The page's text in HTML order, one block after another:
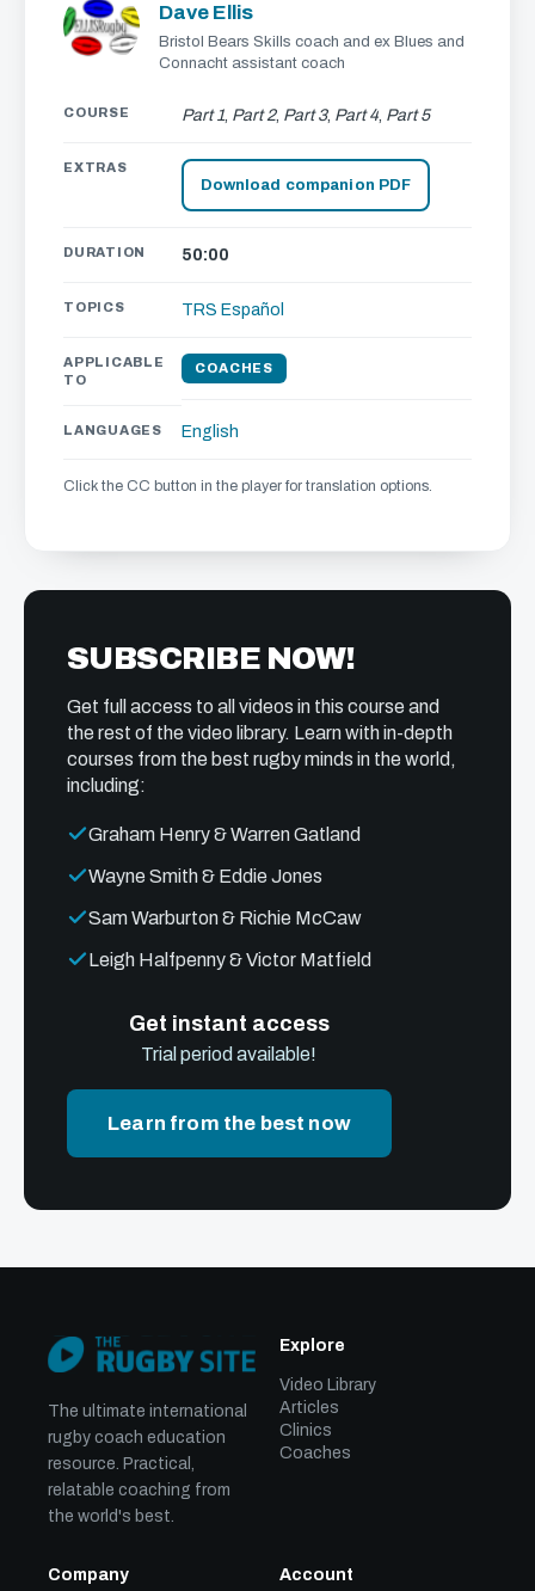
Dave Ellis
Bristol Bears Skills coach and ex Blues and
Connacht assistant coach
COURSE Part 1, Part 2, Part 3, Part 4, Part 5
EXTRAS
Download companion PDF
DURATION 50:00
TOPICS TRS Español
APPLICABLE
TO
COACHES
LANGUAGES English
Click the CC button in the player for translation options.
SUBSCRIBE NOW!
Get full access to all videos in this course and
the rest of the video library. Learn with in-depth
courses from the best rugby minds in the world,
including:
Graham Henry & Warren Gatland
Wayne Smith & Eddie Jones
Sam Warburton & Richie McCaw
Leigh Halfpenny & Victor Matfield
Get instant access
Trial period available!
Learn from the best now
The ultimate international
rugby coach education
resource. Practical,
relatable coaching from
the world's best.
Explore
Video Library
Articles
Clinics
Coaches
Company Account